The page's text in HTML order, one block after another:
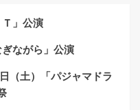
」公演
ながら」公演
（土）「パジャマドラ